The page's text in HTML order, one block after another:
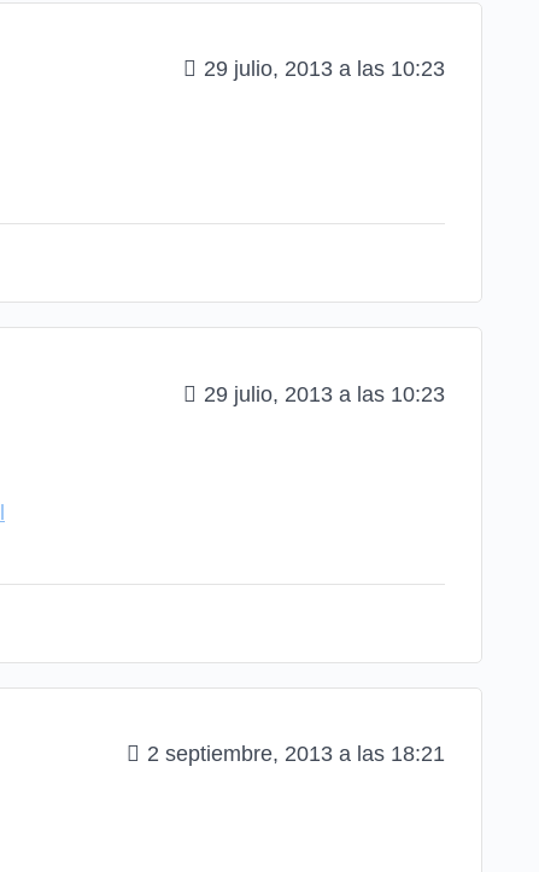
29 julio, 2013 a las 10:23
29 julio, 2013 a las 10:23
2 septiembre, 2013 a las 18:21